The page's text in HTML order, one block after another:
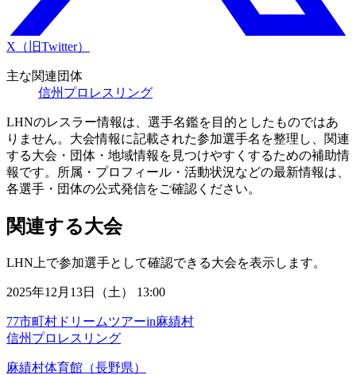
X（旧Twitter）
主な関連団体
信州プロレスリング
LHNのレスラー情報は、選手名鑑を目的としたものではあ
りません。大会情報に記載された参加選手名を整理し、関連
する大会・団体・地域情報を見つけやすくするための補助情
報です。所属・プロフィール・活動状況などの最新情報は、
各選手・団体の公式発信をご確認ください。
関連する大会
LHN上で参加選手として確認できる大会を表示します。
2025年12月13日（土） 13:00
77市町村ドリームツアーin麻績村
信州プロレスリング
麻績村体育館（長野県）